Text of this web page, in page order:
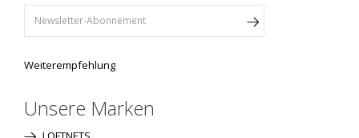
Weiterempfehlung
Unsere Marken